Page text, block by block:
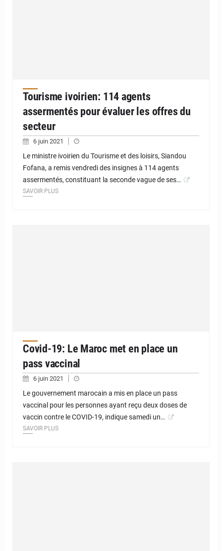
Tourisme ivoirien: 114 agents
assermentés pour évaluer les offres du
secteur
6 juin 2021
Le ministre ivoirien du Tourisme et des loisirs, Siandou
Fofana, a remis vendredi des insignes à 114 agents
assermentés, constituant la seconde vague de ses…
SAVOIR PLUS
Covid-19: Le Maroc met en place un
pass vaccinal
6 juin 2021
Le gouvernement marocain a mis en place un pass
vaccinal pour les personnes ayant reçu deux doses de
vaccin contre le COVID-19, indique samedi un…
SAVOIR PLUS